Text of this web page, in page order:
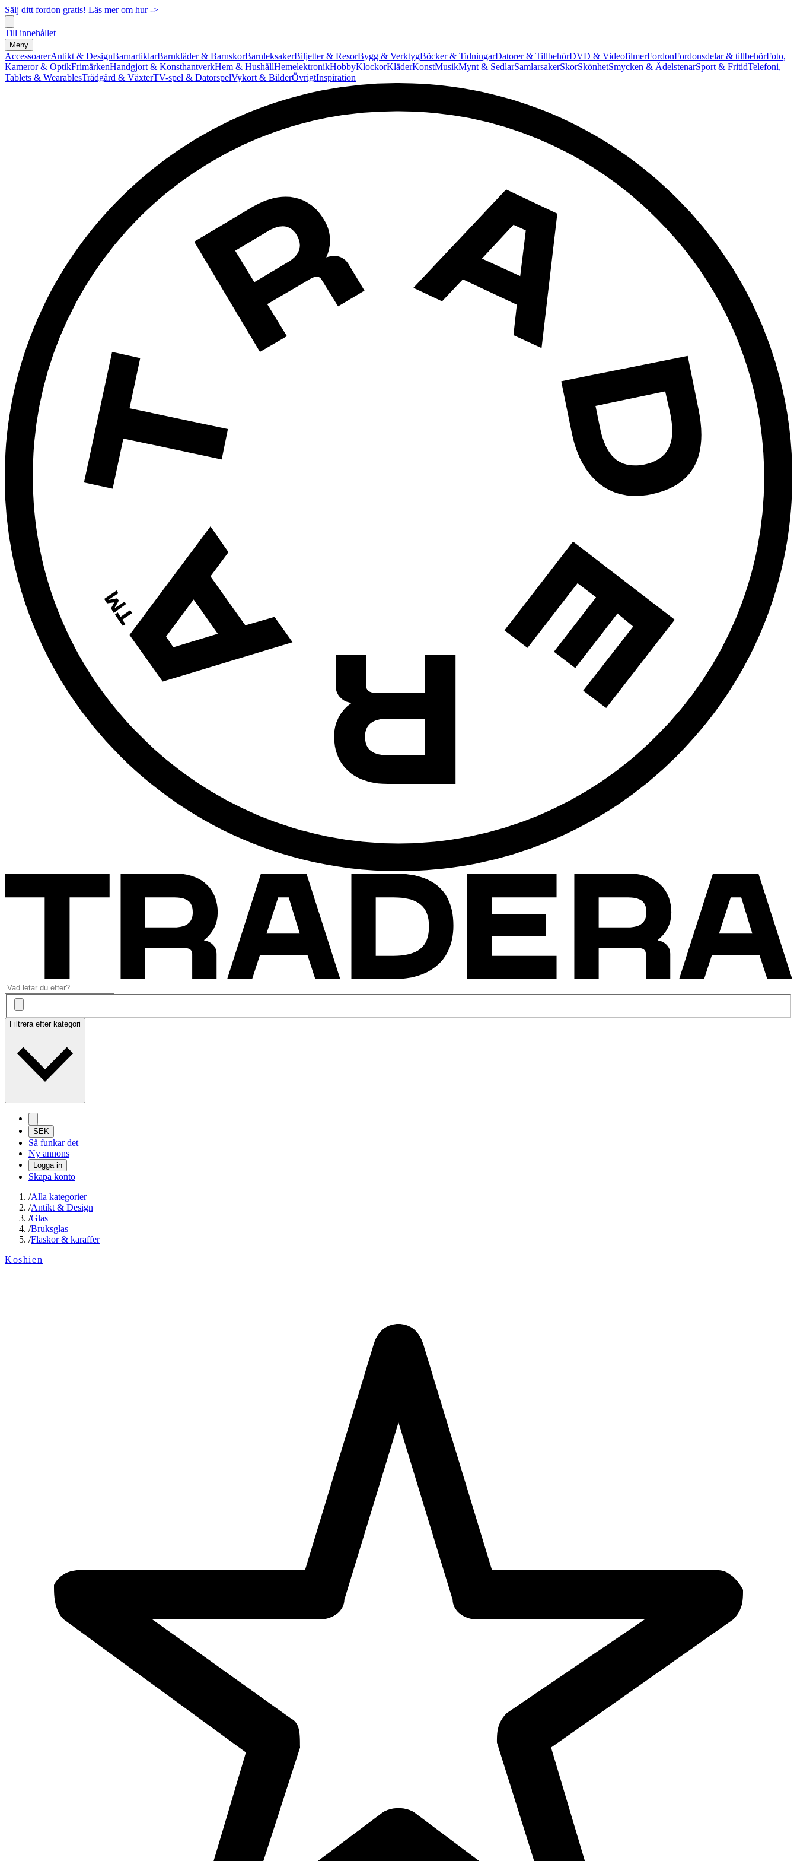
Sälj ditt fordon gratis! Läs mer om hur ->
Till innehållet
Meny
AccessoarerAntikt & DesignBarnartiklarBarnkläder & BarnskorBarnleksakerBiljetter & ResorBygg & VerktygBöcker & TidningarDatorer & TillbehörDVD & VideofilmerFordonFordonsdelar & tillbehörFoto,
Kameror & OptikFrimärkenHandgjort & KonsthantverkHem & HushållHemelektronikHobbyKlockorKläderKonstMusikMynt & SedlarSamlarsakerSkorSkönhetSmycken & ÄdelstenarSport & FritidTelefoni,
Tablets & WearablesTrädgård & VäxterTV-spel & DatorspelVykort & BilderÖvrigtInspiration
Filtrera efter kategori
SEK
Så funkar det
Ny annons
Logga in
Skapa konto
/Alla kategorier
/Antikt & Design
/Glas
/Bruksglas
/Flaskor & karaffer
Koshien